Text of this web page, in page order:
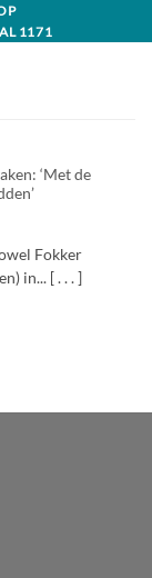
1171
‘Met de
Fokker
in... [ . . . ]